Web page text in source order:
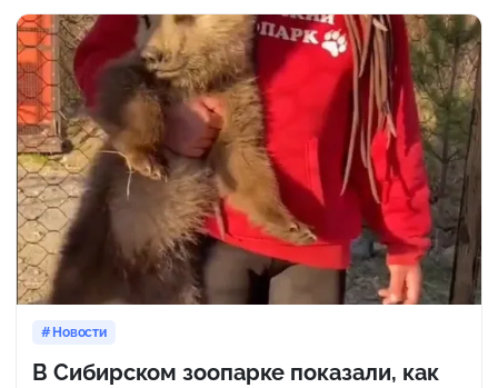
Новости
В Сибирском зоопарке показали, как